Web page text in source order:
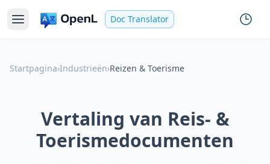
Doc Translator
Startpagina›Industrieën›Reizen & Toerisme
Vertaling van Reis- &
Toerismedocumenten